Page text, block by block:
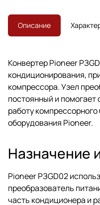
Описание
Конвертер Pioneer
кондиционирования,
компрессора. Узел
постоянный и помогает
работу
оборудования Pioneer.
Назначение
Pioneer PЗGD02
преобразователь
часть кондиционера и